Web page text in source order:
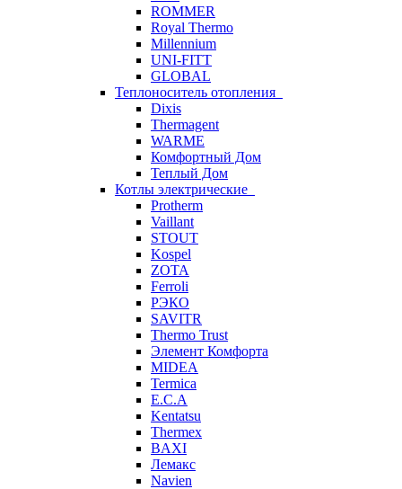
ROMMER
Royal Thermo
Millennium
UNI-FITT
GLOBAL
Теплоноситель отопления
Dixis
Thermagent
WARME
Комфортный Дом
Теплый Дом
Котлы электрические
Protherm
Vaillant
STOUT
Kospel
ZOTA
Ferroli
РЭКО
SAVITR
Thermo Trust
Элемент Комфорта
MIDEA
Termica
E.C.A
Kentatsu
Thermex
BAXI
Лемакс
Navien